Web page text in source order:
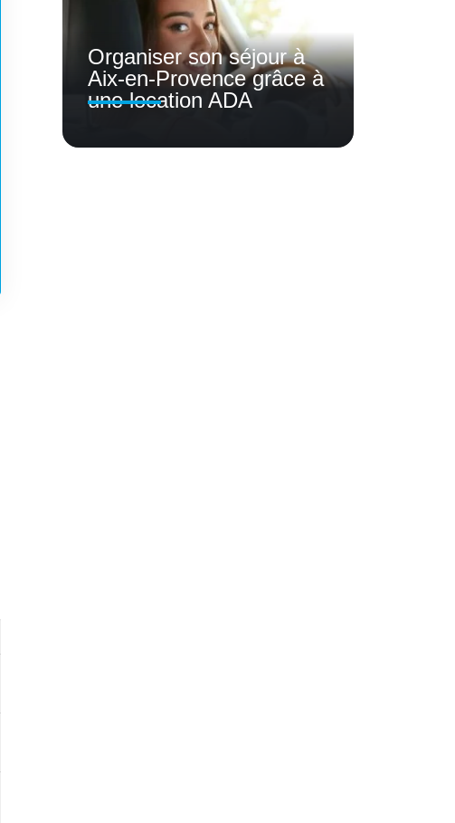
Organiser son séjour à
Aix-en-Provence grâce à
une location ADA